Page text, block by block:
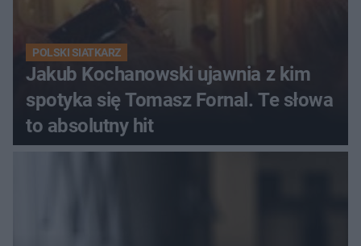
POLSKI SIATKARZ
Jakub Kochanowski ujawnia z kim
spotyka się Tomasz Fornal. Te słowa
to absolutny hit